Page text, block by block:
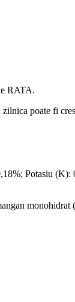
RATA.
poate fi
Potasiu (K):
monohidrat